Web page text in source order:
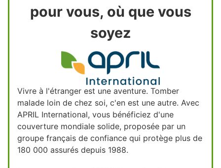
pour vous, où que vous
soyez
Vivre à l'étranger est une aventure. Tomber
malade loin de chez soi, c'en est une autre. Avec
APRIL International, vous bénéficiez d'une
couverture mondiale solide, proposée par un
groupe français de confiance qui protège plus de
180 000 assurés depuis 1988.